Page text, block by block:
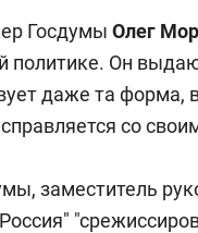
Госдумы Олег
политике. Он
даже та форма,
со
заместитель